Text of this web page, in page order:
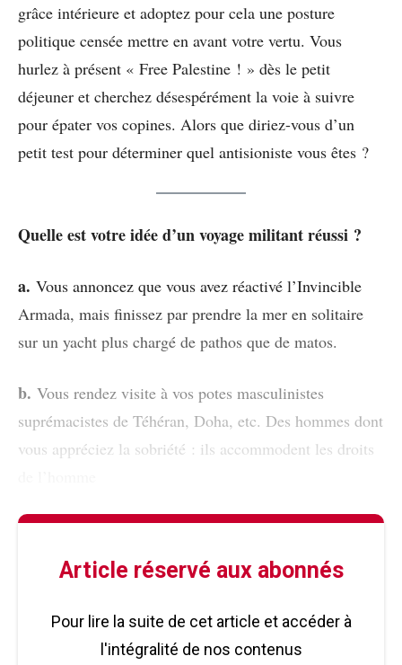
grâce intérieure et adoptez pour cela une posture
politique censée mettre en avant votre vertu. Vous
hurlez à présent « Free Palestine ! » dès le petit
déjeuner et cherchez désespérément la voie à suivre
pour épater vos copines. Alors que diriez-vous d’un
petit test pour déterminer quel antisioniste vous êtes ?
Quelle est votre idée d’un voyage militant réussi ?
a. Vous annoncez que vous avez réactivé l’Invincible
Armada, mais finissez par prendre la mer en solitaire
sur un yacht plus chargé de pathos que de matos.
b. Vous rendez visite à vos potes masculinistes
suprémacistes de Téhéran, Doha, etc. Des hommes dont
vous appréciez la sobriété : ils accommodent les droits
Article réservé aux abonnés
Pour lire la suite de cet article et accéder à
l'intégralité de nos contenus